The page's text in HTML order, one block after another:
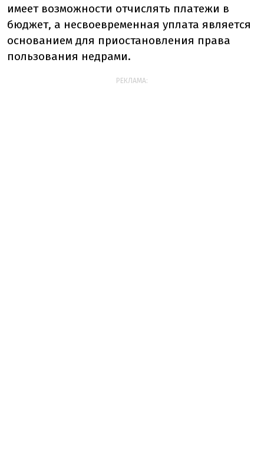
имеет возможности отчислять платежи в
бюджет, а несвоевременная уплата является
основанием для приостановления права
пользования недрами.
РЕКЛАМА: